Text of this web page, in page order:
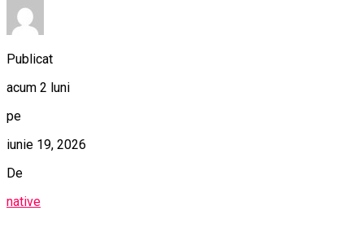
Publicat
acum 2 luni
pe
iunie 19, 2026
De
native